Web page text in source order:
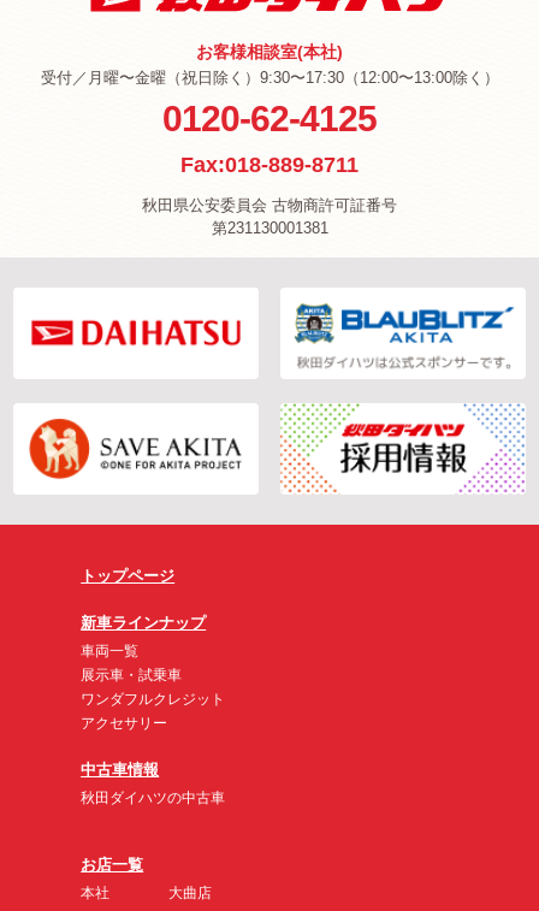
お客様相談室(本社)
受付／月曜〜金曜（祝日除く）9:30〜17:30（12:00〜13:00除く）
0120-62-4125
Fax:018-889-8711
秋田県公安委員会 古物商許可証番号
第231130001381
トップページ
新車ラインナップ
車両一覧
展示車・試乗車
ワンダフルクレジット
アクセサリー
中古車情報
秋田ダイハツの中古車
お店一覧
本社
大曲店